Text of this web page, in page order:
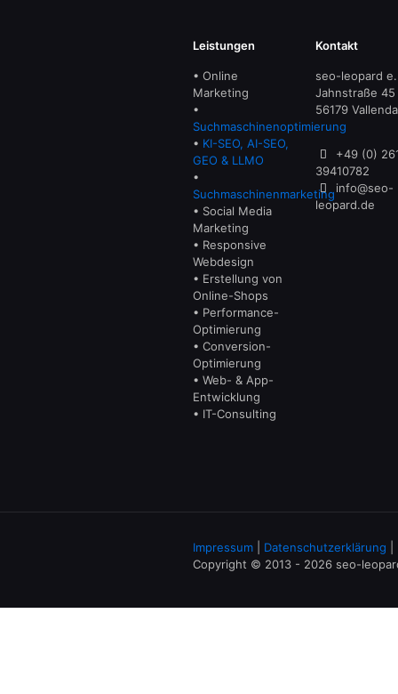
Leistungen
• Online
Marketing
•
Suchmaschinenoptimierung
• KI-SEO, AI-SEO,
GEO & LLMO
•
Suchmaschinenmarketing
• Social Media
Marketing
• Responsive
Webdesign
• Erstellung von
Online-Shops
• Performance-
Optimierung
• Conversion-
Optimierung
• Web- & App-
Entwicklung
• IT-Consulting
Kontakt
seo-leopard
Jahnstraße 45
56179
+49 (0)
39410782
info@seo-
leopard.de
Impressum Datenschutzerklärung
Copyright © 2013 - 2026 seo-